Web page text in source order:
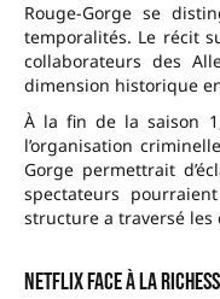
Rouge-Gorge se
temporalités. Le récit
collaborateurs des
dimension historique
À la fin de la saison
l’organisation
Gorge permettrait
spectateurs
structure a traversé les
Netflix face à la